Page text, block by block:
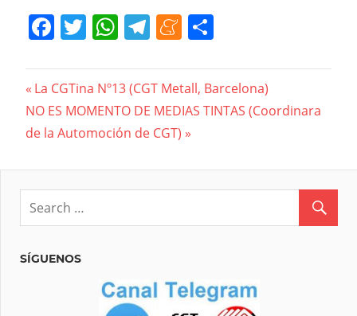
Facebook
Twitter
WhatsApp
Telegram
Meneame
Navegación
de
Previous
Post:
La CGTina Nº13 (CGT Metall, Barcelona)
Next
Post:
NO ES MOMENTO DE MEDIAS TINTAS (Coordinara
de la Automoción de CGT)
SÍGUENOS